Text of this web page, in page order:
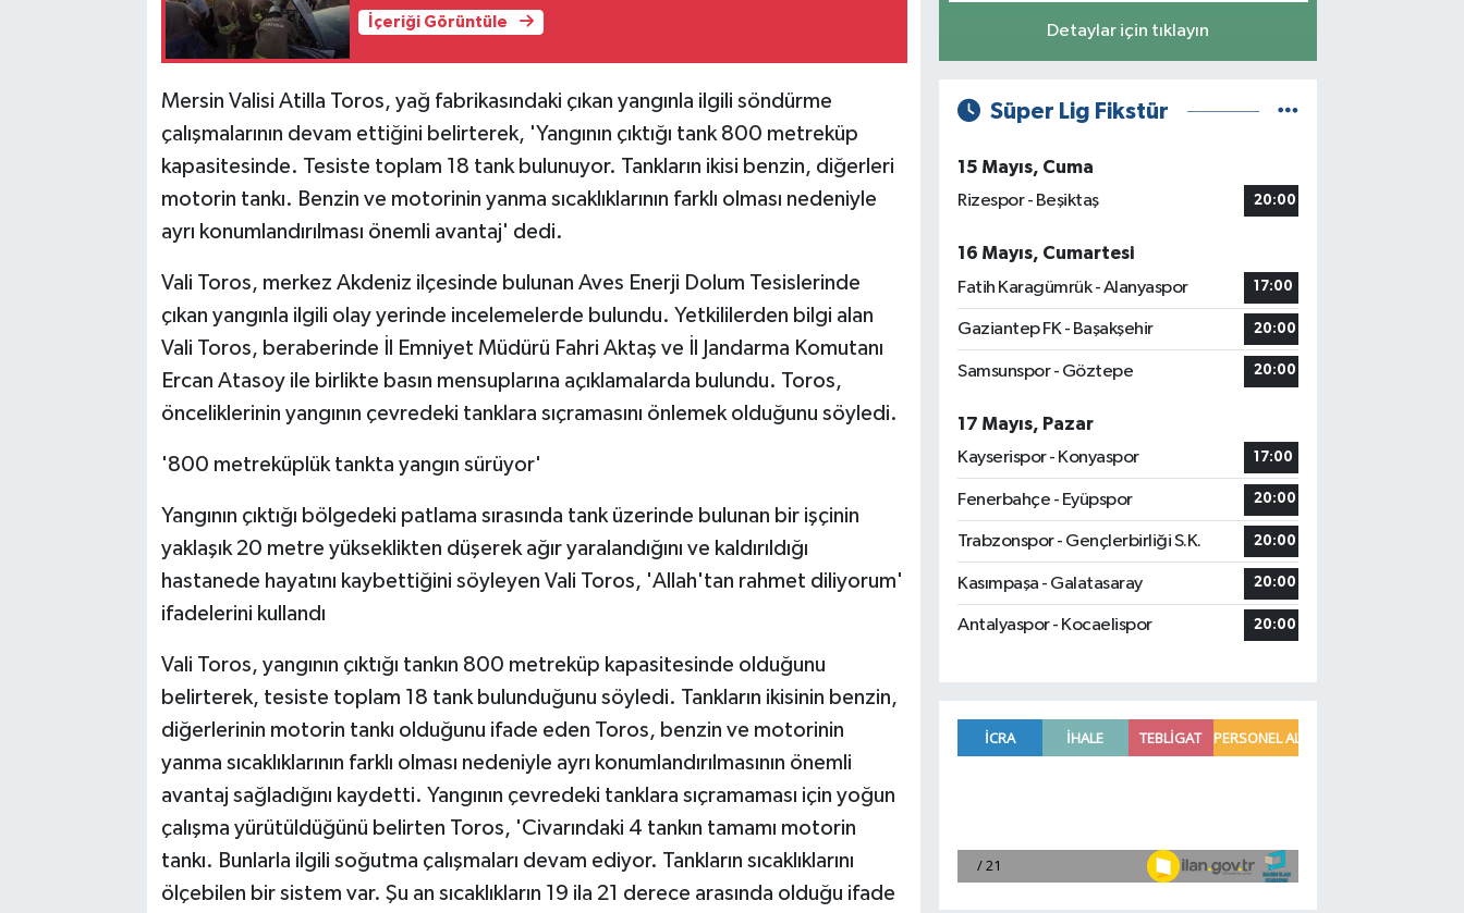
İçeriği Görüntüle
Mersin Valisi Atilla Toros, yağ fabrikasındaki çıkan yangınla ilgili söndürme
çalışmalarının devam ettiğini belirterek, 'Yangının çıktığı tank 800 metreküp
kapasitesinde. Tesiste toplam 18 tank bulunuyor. Tankların ikisi benzin, diğerleri
motorin tankı. Benzin ve motorinin yanma sıcaklıklarının farklı olması nedeniyle
ayrı konumlandırılması önemli avantaj' dedi.
Vali Toros, merkez Akdeniz ilçesinde bulunan Aves Enerji Dolum Tesislerinde
çıkan yangınla ilgili olay yerinde incelemelerde bulundu. Yetkililerden bilgi alan
Vali Toros, beraberinde İl Emniyet Müdürü Fahri Aktaş ve İl Jandarma Komutanı
Ercan Atasoy ile birlikte basın mensuplarına açıklamalarda bulundu. Toros,
önceliklerinin yangının çevredeki tanklara sıçramasını önlemek olduğunu söyledi.
'800 metreküplük tankta yangın sürüyor'
Yangının çıktığı bölgedeki patlama sırasında tank üzerinde bulunan bir işçinin
yaklaşık 20 metre yükseklikten düşerek ağır yaralandığını ve kaldırıldığı
hastanede hayatını kaybettiğini söyleyen Vali Toros, 'Allah'tan rahmet diliyorum'
ifadelerini kullandı
Vali Toros, yangının çıktığı tankın 800 metreküp kapasitesinde olduğunu
belirterek, tesiste toplam 18 tank bulunduğunu söyledi. Tankların ikisinin benzin,
diğerlerinin motorin tankı olduğunu ifade eden Toros, benzin ve motorinin
yanma sıcaklıklarının farklı olması nedeniyle ayrı konumlandırılmasının önemli
avantaj sağladığını kaydetti. Yangının çevredeki tanklara sıçramaması için yoğun
çalışma yürütüldüğünü belirten Toros, 'Civarındaki 4 tankın tamamı motorin
tankı. Bunlarla ilgili soğutma çalışmaları devam ediyor. Tankların sıcaklıklarını
ölçebilen bir sistem var. Şu an sıcaklıkların 19 ila 21 derece arasında olduğu ifade
Detaylar için tıklayın
Süper Lig Fikstür
15 Mayıs, Cuma
Rizespor - Beşiktaş
20:00
16 Mayıs, Cumartesi
Fatih Karagümrük - Alanyaspor
17:00
Gaziantep FK - Başakşehir 20:00
Samsunspor - Göztepe 20:00
17 Mayıs, Pazar
Kayserispor - Konyaspor
17:00
Fenerbahçe - Eyüpspor 20:00
Trabzonspor - Gençlerbirliği S.K. 20:00
Kasımpaşa - Galatasaray 20:00
Antalyaspor - Kocaelispor 20:00
İtalyan Deniz Kuvvetleri heyeti